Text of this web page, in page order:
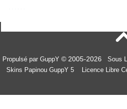
Propulsé par GuppY © 2005-2026
Sous
Skins Papinou GuppY 5
Licence Libre